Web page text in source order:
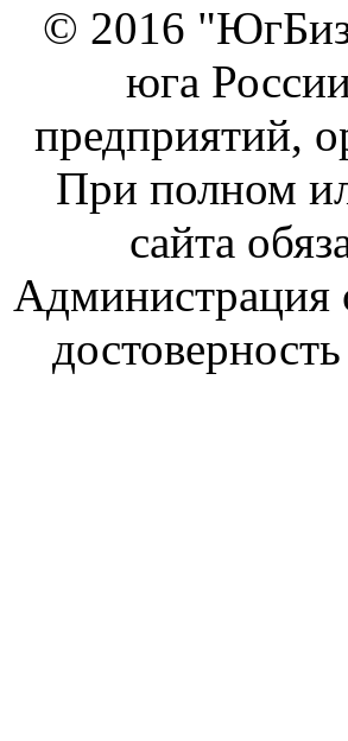
© 2016
юга
предприятий,
При полном
сайта
Администрация